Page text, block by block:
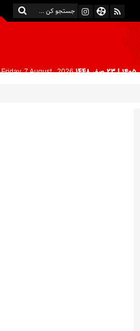
| 23 صفر 1448 Friday, 7 August , 2026